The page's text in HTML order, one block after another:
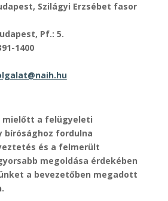
Szilágyi Erzsébet fasor
Pf.: 5.
1400
mielőtt a felügyeleti
bírósághoz fordulna
és a felmerült
megoldása érdekében
a bevezetőben megadott